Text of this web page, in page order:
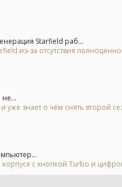
Starfield раб...
из-за отсутствия
уже знает о чём снять второй
с кнопкой Turbo и